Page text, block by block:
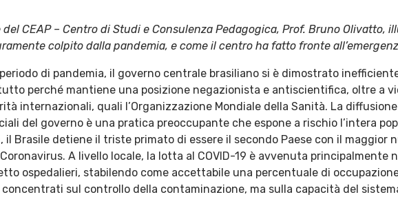
CEAP – Centro di Studi e Consulenza Pedagogica, Prof. Bruno Olivatto,
colpito dalla pandemia, e come il centro ha fatto fronte
di pandemia, il governo centrale brasiliano si è dimostrato
perché mantiene una posizione negazionista e antiscientifica, oltre a
internazionali, quali l’Organizzazione Mondiale della Sanità. La
del governo è una pratica preoccupante che espone a rischio l’intera
il Brasile detiene il triste primato di essere il secondo Paese con il maggior
A livello locale, la lotta al COVID-19 è avvenuta principalmente
ospedalieri, stabilendo come accettabile una percentuale di occupazione
concentrati sul controllo della contaminazione, ma sulla capacità del